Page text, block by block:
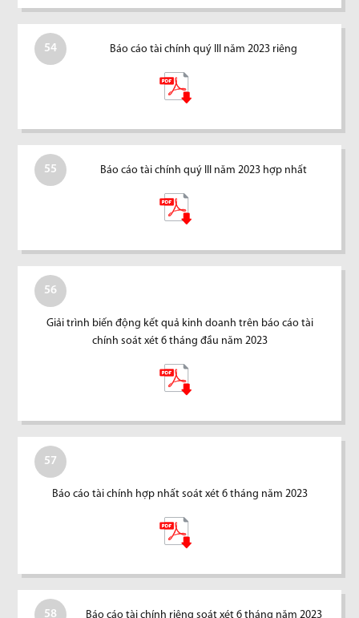
54 Báo cáo tài chính quý III năm 2023 riêng
55 Báo cáo tài chính quý III năm 2023 hợp nhất
56
Giải trình biến động kết quả kinh doanh trên báo cáo tài
chính soát xét 6 tháng đầu năm 2023
57
Báo cáo tài chính hợp nhất soát xét 6 tháng năm 2023
58 Báo cáo tài chính riêng soát xét 6 tháng năm 2023